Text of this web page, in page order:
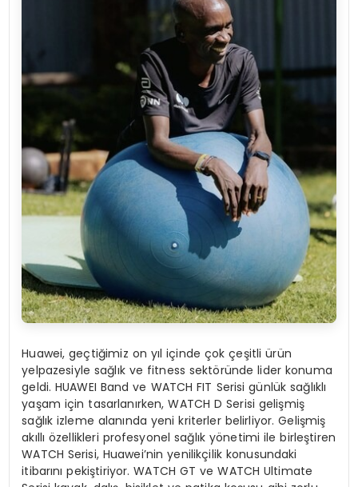
Huawei, geçtiğimiz on yıl içinde çok çeşitli ürün
yelpazesiyle sağlık ve fitness sektöründe lider konuma
geldi. HUAWEI Band ve WATCH FIT Serisi günlük sağlıklı
yaşam için tasarlanırken, WATCH D Serisi gelişmiş
sağlık izleme alanında yeni kriterler belirliyor. Gelişmiş
akıllı özellikleri profesyonel sağlık yönetimi ile birleştiren
WATCH Serisi, Huawei’nin yenilikçilik konusundaki
itibarını pekiştiriyor. WATCH GT ve WATCH Ultimate